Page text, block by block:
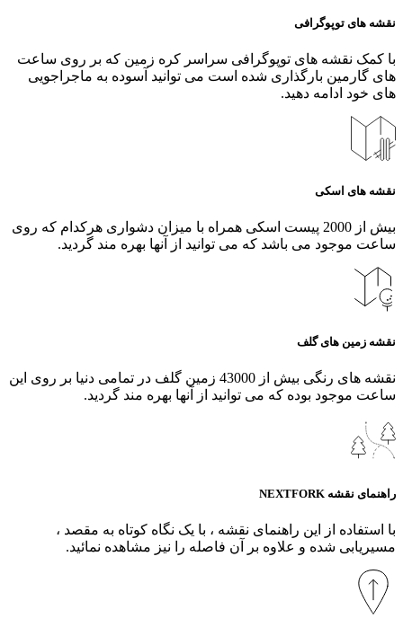
نقشه های توپوگرافی
با کمک نقشه های توپوگرافی سراسر کره زمین که بر روی ساعت
های گارمین بارگذاری شده است می توانید آسوده به ماجراجویی
های خود ادامه دهید.
نقشه های اسکی
بیش از 2000 پیست اسکی همراه با میزان دشواری هرکدام که روی
ساعت موجود می باشد که می توانید از آنها بهره مند گردید.
نقشه زمین های گلف
نقشه های رنگی بیش از 43000 زمین گلف در تمامی دنیا بر روی این
ساعت موجود بوده که می توانید از آنها بهره مند گردید.
راهنمای نقشه NEXTFORK
با استفاده از این راهنمای نقشه ، با یک نگاه کوتاه به مقصد ،
مسیریابی شده و علاوه بر آن فاصله را نیز مشاهده نمائید.